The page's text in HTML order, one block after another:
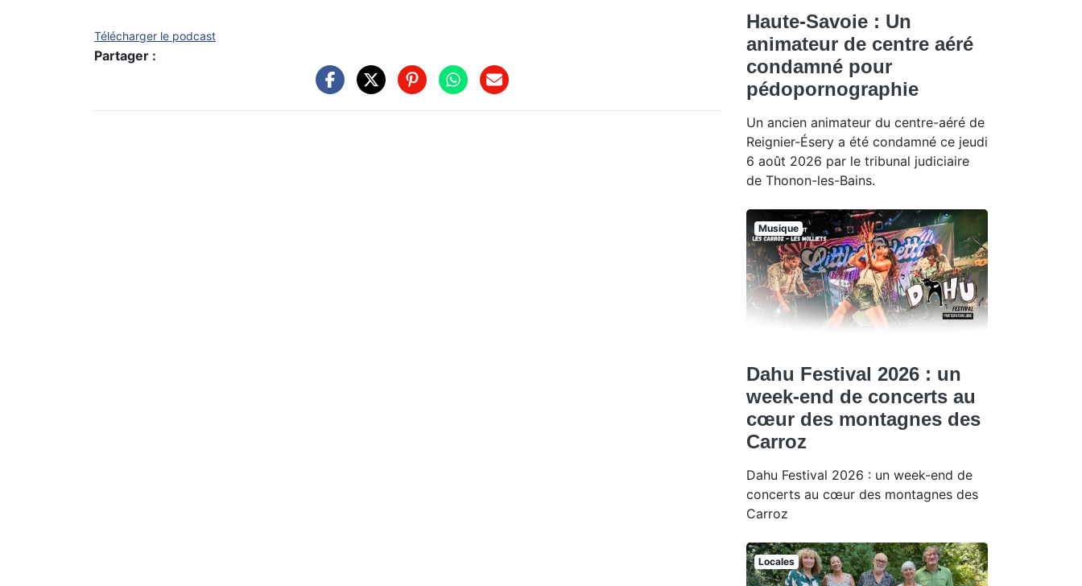
Télécharger le podcast
Partager :
Haute-Savoie : Un
animateur de centre aéré
condamné pour
pédopornographie
Un ancien animateur du centre-aéré de
Reignier-Ésery a été condamné ce jeudi
6 août 2026 par le tribunal judiciaire
de Thonon-les-Bains.
Musique
Dahu Festival 2026 : un
week-end de concerts au
cœur des montagnes des
Carroz
Dahu Festival 2026 : un week-end de
concerts au cœur des montagnes des
Carroz
Locales